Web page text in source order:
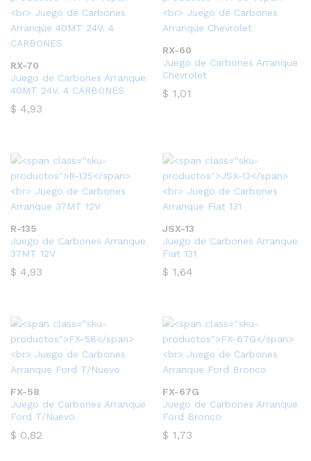
RX-70
Juego de Carbones Arranque
40MT 24V. 4 CARBONES
$ 4,93
RX-60
Juego de Carbones Arranque
Chevrolet
$ 1,01
R-135
Juego de Carbones Arranque
37MT 12V
$ 4,93
JSX-13
Juego de Carbones Arranque
Fiat 131
$ 1,64
FX-58
Juego de Carbones Arranque
Ford T/Nuevo
$ 0,82
FX-67G
Juego de Carbones Arranque
Ford Bronco
$ 1,73